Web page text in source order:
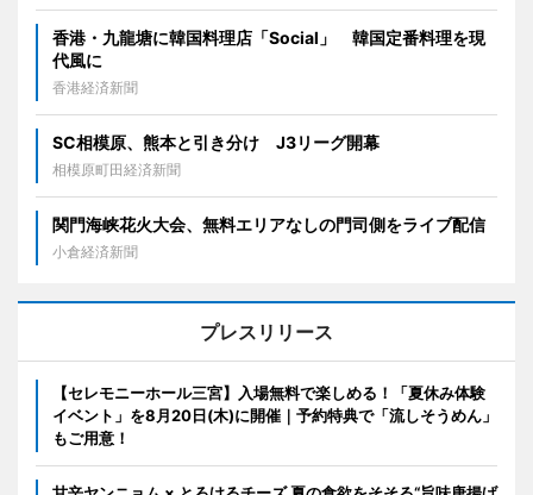
香港・九龍塘に韓国料理店「Social」 韓国定番料理を現
代風に
香港経済新聞
SC相模原、熊本と引き分け J3リーグ開幕
相模原町田経済新聞
関門海峡花火大会、無料エリアなしの門司側をライブ配信
小倉経済新聞
プレスリリース
【セレモニーホール三宮】入場無料で楽しめる！「夏休み体験
イベント」を8月20日(木)に開催｜予約特典で「流しそうめん」
もご用意！